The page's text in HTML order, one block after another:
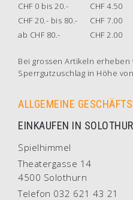
CHF 0 bis 20.-
CHF 4.50
CHF 20.- bis 80.-
CHF 7.00
ab CHF 80.-
CHF 2.00
Bei grossen Artikeln
Sperrgutzuschlag in Höhe von
ALLGEMEINE
EINKAUFEN IN
Spielhimmel
Theatergasse 14
4500 Solothurn
Telefon 032 621 43 21